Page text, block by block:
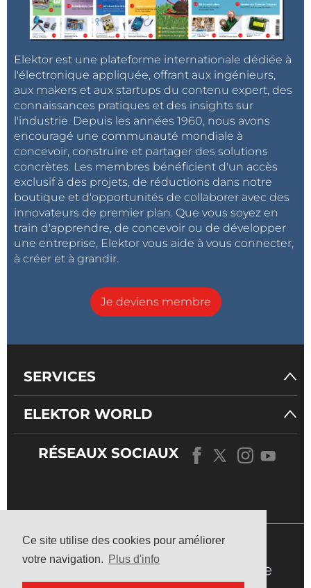
Ce site utilise des cookies pour améliorer
votre navigation. Plus d'info
Elektor est une plateforme internationale dédiée à
l'électronique appliquée, offrant aux ingénieurs,
aux makers et aux startups du contenu expert, des
connaissances pratiques et des insights sur
l'industrie. Depuis les années 1960, nous avons
encouragé une communauté mondiale à
concevoir, construire et partager des solutions
concrètes. Les membres bénéficient d'un accès
exclusif à des projets, de réductions dans notre
boutique et d'opportunités de collaborer avec des
innovateurs de premier plan. Que vous soyez en
train d'apprendre, de concevoir ou de développer
une entreprise, Elektor vous aide à vous connecter,
à créer et à grandir.
Je deviens membre
SERVICES
ELEKTOR WORLD
RÉSEAUX SOCIAUX